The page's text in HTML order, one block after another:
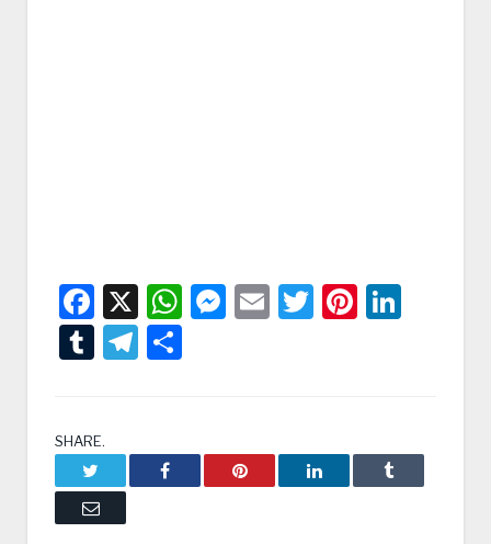
Facebook
X WhatsApp
Messenger
EmailTwitter
TumblrTelegram
SHARE.
Facebook Pinterest LinkedIn Tumblr
Email